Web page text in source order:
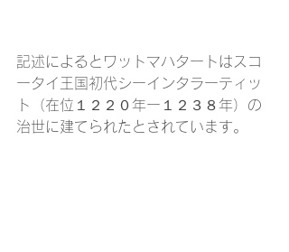
記述によるとワットマハタートはスコ
ータイ王国初代シーインタラーティッ
ト（在位１２２０年ー１２３８年）の
治世に建てられたとされています。